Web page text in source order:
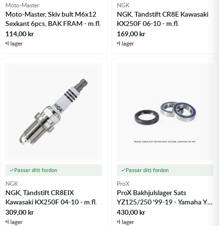
Moto-Master
Moto-Master, Skiv bult M6x12
Sexkant 6pcs, BAK FRAM - m.fl.
114,00kr
I lager
NGK
NGK, Tändstift CR8E Kawasaki
KX250F 06-10 - m.fl.
169,00kr
I lager
Passar ditt fordon
NGK
NGK, Tändstift CR8EIX
Kawasaki KX250F 04-10 - m.fl.
309,00kr
I lager
Passar ditt fordon
ProX
ProX Bakhjulslager Sats
YZ125/250 '99-19 - Yamaha YZ
125 98-22 m.fl.
430,00kr
I lager